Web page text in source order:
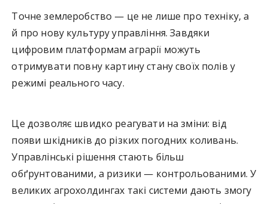
Точне землеробство — це не лише про техніку, а
й про нову культуру управління. Завдяки
цифровим платформам аграрії можуть
отримувати повну картину стану своїх полів у
режимі реального часу.
Це дозволяє швидко реагувати на зміни: від
появи шкідників до різких погодних коливань.
Управлінські рішення стають більш
обґрунтованими, а ризики — контрольованими. У
великих агрохолдингах такі системи дають змогу